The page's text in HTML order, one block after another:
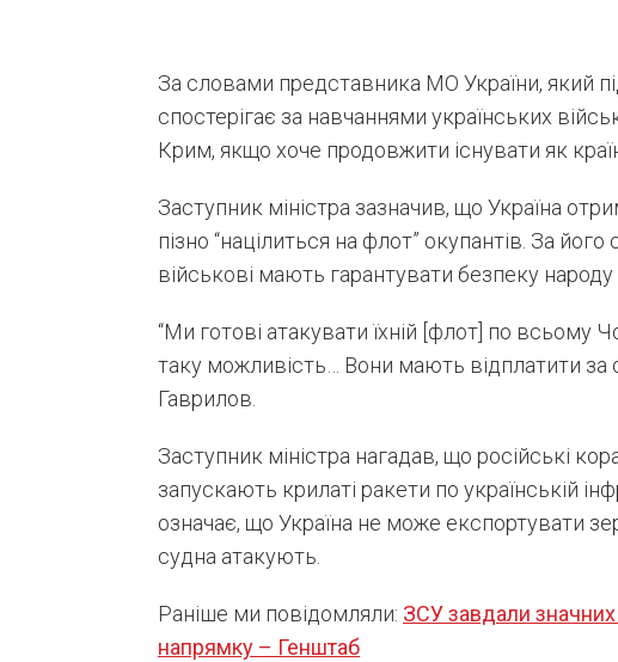
За словами представника МО України, який
спостерігає за навчаннями українських
Крим, якщо хоче продовжити існувати як
Заступник міністра зазначив, що Україна
пізно “націлиться на флот” окупантів. За
військові мають гарантувати безпеку народу
“Ми готові атакувати їхній [флот] по
таку можливість… Вони мають відплатити
Гаврилов.
Заступник міністра нагадав, що російські
запускають крилаті ракети по українській
означає, що Україна не може експортувати
судна атакують.
Раніше ми повідомляли: ЗСУ завдали
напрямку – Генштаб